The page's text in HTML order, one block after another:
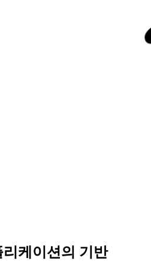
케이션의 기반